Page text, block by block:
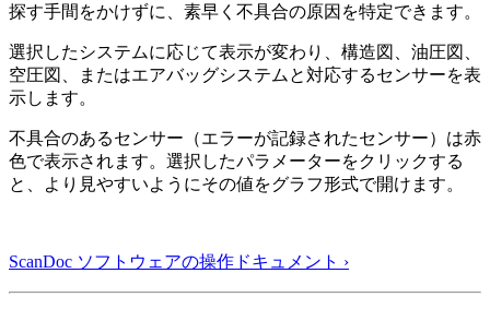
探す手間をかけずに、素早く不具合の原因を特定できます。
選択したシステムに応じて表示が変わり、構造図、油圧図、
空圧図、またはエアバッグシステムと対応するセンサーを表
示します。
不具合のあるセンサー（エラーが記録されたセンサー）は赤
色で表示されます。選択したパラメーターをクリックする
と、より見やすいようにその値をグラフ形式で開けます。
ScanDoc ソフトウェアの操作ドキュメント ›